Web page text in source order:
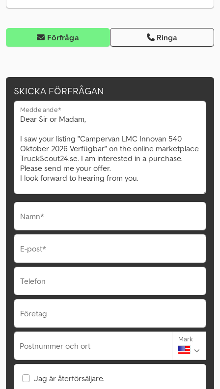
Förfråga Ringa
SKICKA FÖRFRÅGAN
Meddelande*
Namn*
E-post*
Telefon
Företag
Postnummer och ort
Mark
Jag är återförsäljare.